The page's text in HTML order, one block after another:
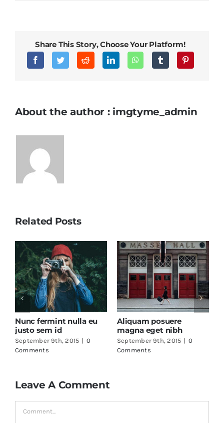
Share This Story, Choose Your Platform!
About the author : imgtyme_admin
Related Posts
Nunc fermint nulla eu
justo sem id
September 9th, 2015 | 0
Comments
Aliquam posuere
magna eget nibh
September 9th, 2015 | 0
Comments
Leave A Comment
Comment